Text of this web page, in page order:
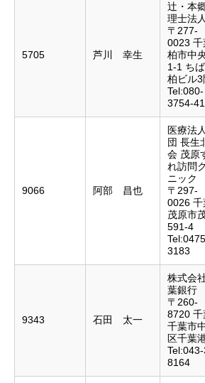
5705 芦川 幸生
辻・本
理士法人
〒277-
0023 千
柏市中
1-1 ち
柏ビル3
Tel:080-
3754-
9066 阿部 昌也
医療法
団 長生
会 茂原
れ訪問
ニック
〒297-
0026 千
茂原市
591-4
3183
9343 石田 太一
株式会
葉銀行
〒260-
8720 千
千葉市
区千葉
8164